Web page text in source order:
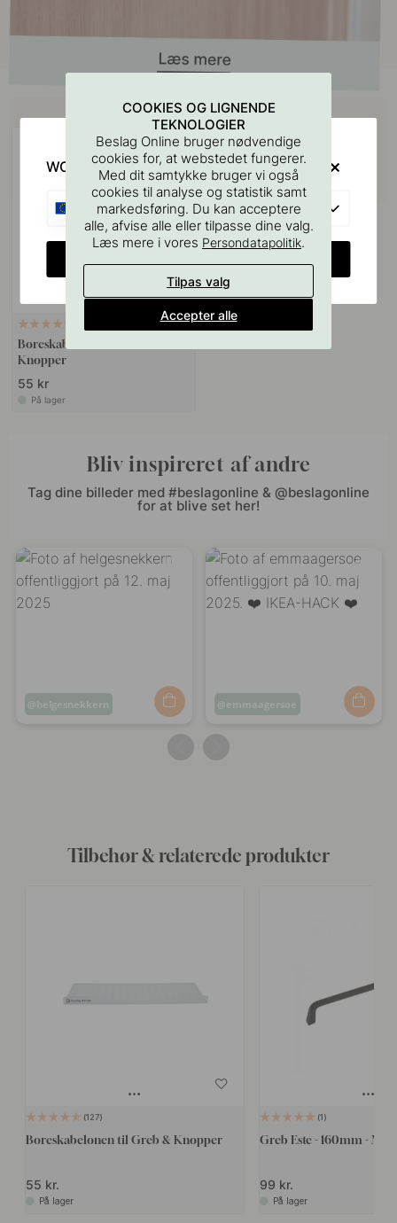
Køb sammen med
Boreskabelonen til Greb &
Knopper
55 kr
På lager
Bliv inspireret af andre
Tag dine billeder med #beslagonline & @beslagonline
for at blive set her!
Opslag
helgesnekkern
Opslag
emmaagersoe
Tilbehør & relaterede produkter
127
Boreskabelonen til Greb & Knopper
55 kr.
På lager
1
Greb Este - 160mm - Mat
99 kr.
På lager
COOKIES OG LIGNENDE
TEKNOLOGIER
Beslag Online bruger nødvendige
cookies for, at webstedet fungerer.
Med dit samtykke bruger vi også
cookies til analyse og statistik samt
markedsføring. Du kan acceptere
alle, afvise alle eller tilpasse dine valg.
Læs mere i vores Persondatapolitik.
Tilpas valg
Accepter alle
WOULD YOU RATHER VISIT?
EU